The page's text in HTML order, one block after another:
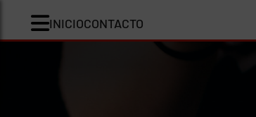
INICIOCONTACTO